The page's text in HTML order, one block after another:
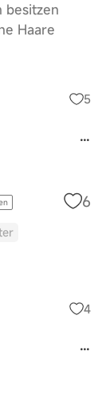
besitzen
Haare
5
6
4